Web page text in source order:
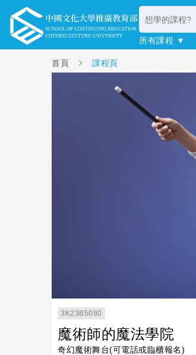
所有課程 ▼
首頁 課程頁
3K23B5080
魔術師的魔法學院
奇幻魔術舞台(可電話或臨櫃報名)